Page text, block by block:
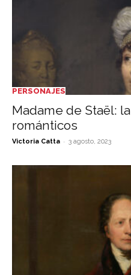
PERSONAJES
Madame de Staël:
románticos
Victoria Catta - 3 agosto, 2023